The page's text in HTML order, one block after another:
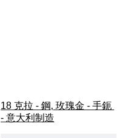
18 克拉 - 鋼, 玫瑰金 - 手鈪
- 意大利制造